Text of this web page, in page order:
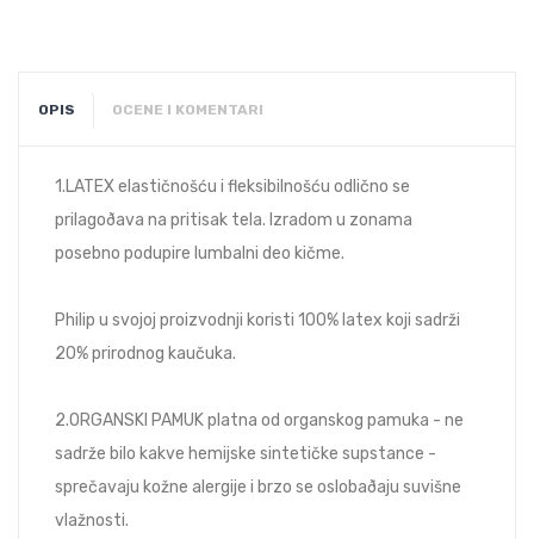
OPIS OCENE I KOMENTARI
1.LATEX elastičnošću i fleksibilnošću odlično se
prilagoðava na pritisak tela. Izradom u zonama
posebno podupire lumbalni deo kičme.
Philip u svojoj proizvodnji koristi 100% latex koji sadrži
20% prirodnog kaučuka.
2.ORGANSKI PAMUK platna od organskog pamuka - ne
sadrže bilo kakve hemijske sintetičke supstance -
sprečavaju kožne alergije i brzo se oslobaðaju suvišne
vlažnosti.